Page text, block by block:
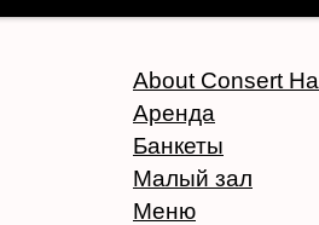
About Consert Hall
Аренда
Банкеты
Малый зал
Меню